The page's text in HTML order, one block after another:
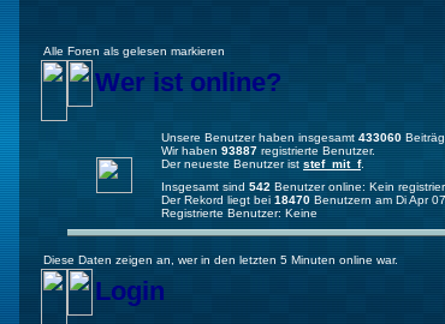
Alle Foren als gelesen markieren
Wer ist online?
Unsere Benutzer haben insgesamt 433060
Wir haben 93887 registrierte Benutzer.
Der neueste Benutzer ist stef_mit_f.
Insgesamt sind 542 Benutzer online: Kein
Der Rekord liegt bei 18470 Benutzern am Di Apr
Registrierte Benutzer: Keine
Diese Daten zeigen an, wer in den letzten 5 Minuten online war.
Login